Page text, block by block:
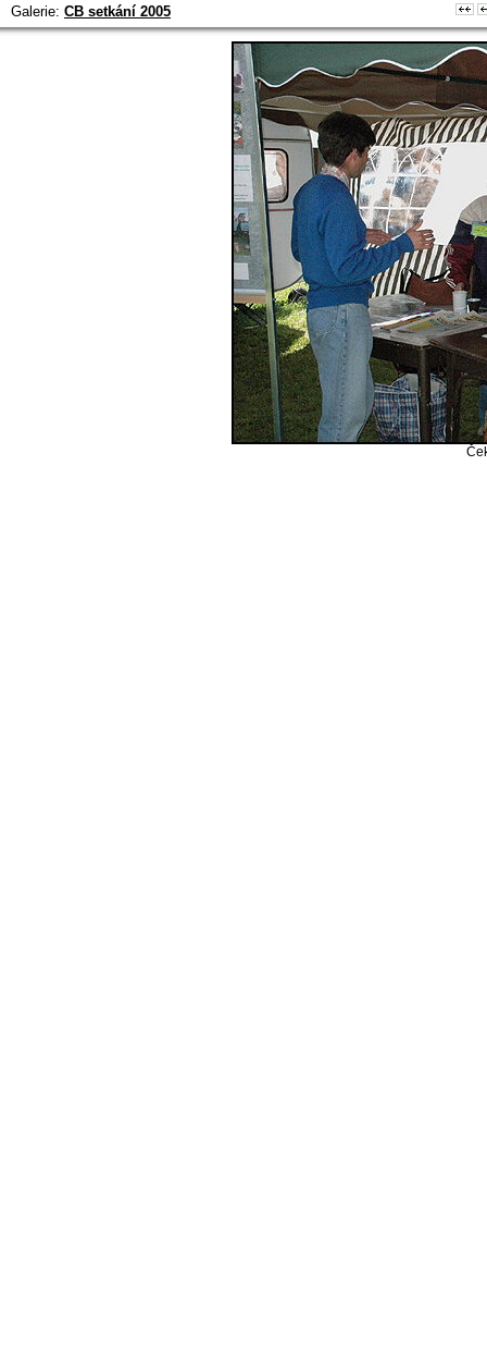
Galerie: CB setkání 2005